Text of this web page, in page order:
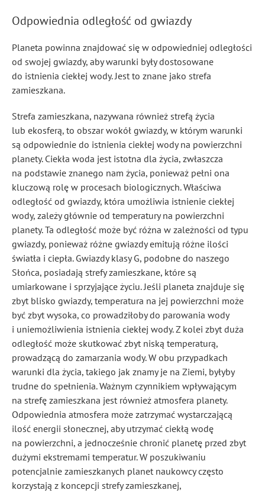
Odpowiednia odległość od gwiazdy
Planeta powinna znajdować się w odpowiedniej odległości
od swojej gwiazdy, aby warunki były dostosowane
do istnienia ciekłej wody. Jest to znane jako strefa
zamieszkana.
Strefa zamieszkana, nazywana również strefą życia
lub ekosferą, to obszar wokół gwiazdy, w którym warunki
są odpowiednie do istnienia ciekłej wody na powierzchni
planety. Ciekła woda jest istotna dla życia, zwłaszcza
na podstawie znanego nam życia, ponieważ pełni ona
kluczową rolę w procesach biologicznych. Właściwa
odległość od gwiazdy, która umożliwia istnienie ciekłej
wody, zależy głównie od temperatury na powierzchni
planety. Ta odległość może być różna w zależności od typu
gwiazdy, ponieważ różne gwiazdy emitują różne ilości
światła i ciepła. Gwiazdy klasy G, podobne do naszego
Słońca, posiadają strefy zamieszkane, które są
umiarkowane i sprzyjające życiu. Jeśli planeta znajduje się
zbyt blisko gwiazdy, temperatura na jej powierzchni może
być zbyt wysoka, co prowadziłoby do parowania wody
i uniemożliwienia istnienia ciekłej wody. Z kolei zbyt duża
odległość może skutkować zbyt niską temperaturą,
prowadzącą do zamarzania wody. W obu przypadkach
warunki dla życia, takiego jak znamy je na Ziemi, byłyby
trudne do spełnienia. Ważnym czynnikiem wpływającym
na strefę zamieszkana jest również atmosfera planety.
Odpowiednia atmosfera może zatrzymać wystarczającą
ilość energii słonecznej, aby utrzymać ciekłą wodę
na powierzchni, a jednocześnie chronić planetę przed zbyt
dużymi ekstremami temperatur. W poszukiwaniu
potencjalnie zamieszkanych planet naukowcy często
korzystają z koncepcji strefy zamieszkanej,